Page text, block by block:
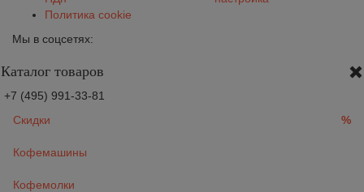
Политика cookie
Мы в соцсетях:
Каталог товаров
+7 (495) 991-33-81
Скидки
%
Кофемашины
Кофемолки